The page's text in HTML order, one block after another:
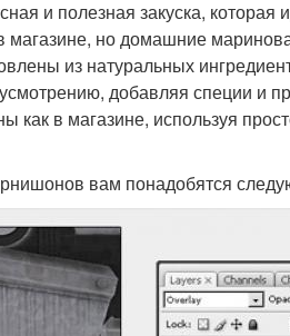
и полезная закуска, которая
магазине, но домашние
из натуральных
добавляя специи и
как в магазине, используя
вам понадобятся